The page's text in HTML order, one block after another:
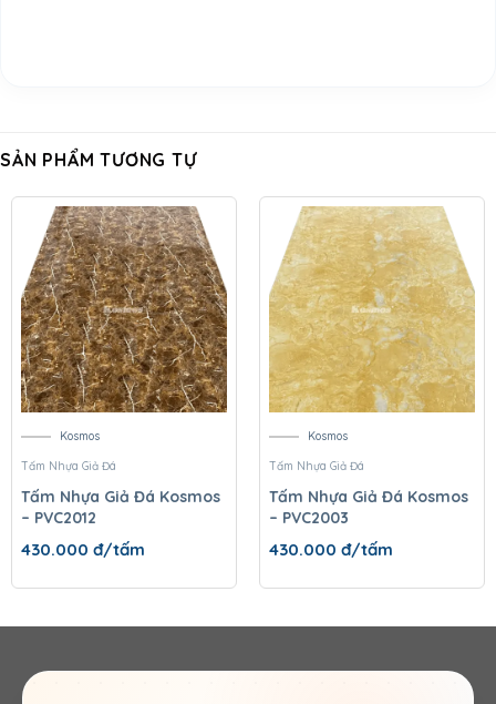
SẢN PHẨM TƯƠNG TỰ
Kosmos
Tấm Nhựa Giả Đá
Tấm Nhựa Giả Đá Kosmos
– PVC2012
430.000 đ/tấm
Kosmos
Tấm Nhựa Giả Đá
Tấm Nhựa Giả Đá Kosmos
– PVC2003
430.000 đ/tấm